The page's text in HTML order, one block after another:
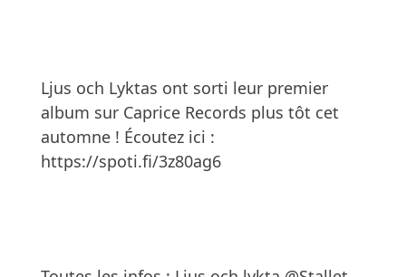
Ljus och Lyktas ont sorti leur premier
album sur Caprice Records plus tôt cet
https://spoti.fi/3z80ag6